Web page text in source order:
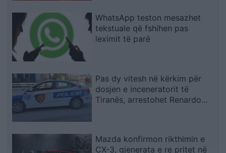
WhatsApp teston mesazhet
tekstuale që fshihen pas
leximit të parë
Pas dy vitesh në kërkim për
dosjen e inceneratorit të
Tiranës, arrestohet Renardo
Mazda konfirmon rikthimin e
CX-3, gjenerata e re pritet në